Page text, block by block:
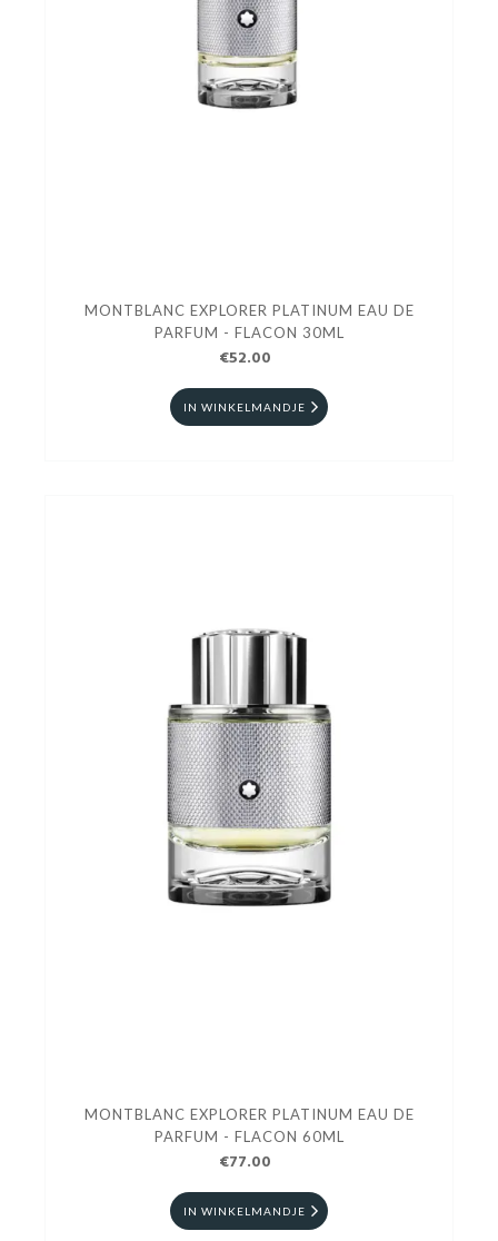
MONTBLANC EXPLORER PLATINUM EAU DE
PARFUM - FLACON 30ML
€52.00
IN WINKELMANDJE
MONTBLANC EXPLORER PLATINUM EAU DE
PARFUM - FLACON 60ML
€77.00
IN WINKELMANDJE